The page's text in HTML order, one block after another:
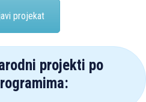
projekat
projekti po